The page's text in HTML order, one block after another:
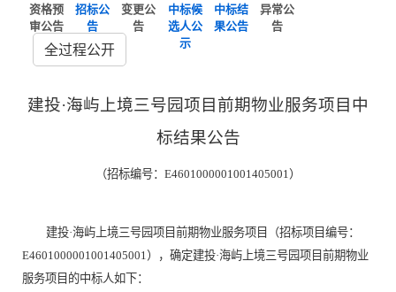
资格预
审公告
招标公
告
变更公
告
中标候
选人公
示
中标结
果公告
异常公
告
全过程公开
建投·海屿上境三号园项目前期物业服务项目中
标结果公告
（招标编号：E4601000001001405001）
建投·海屿上境三号园项目前期物业服务项目（招标项目编号：
E4601000001001405001），确定建投·海屿上境三号园项目前期物业
服务项目的中标人如下：